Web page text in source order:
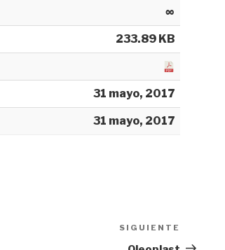
∞
233.89 KB
31 mayo, 2017
31 mayo, 2017
entrada
SIGUIENTE